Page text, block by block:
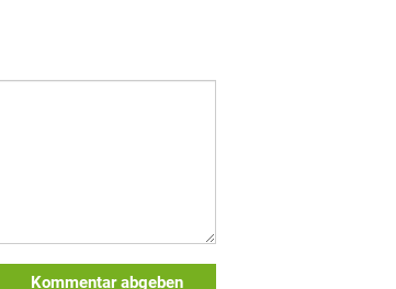
Kommentar abgeben